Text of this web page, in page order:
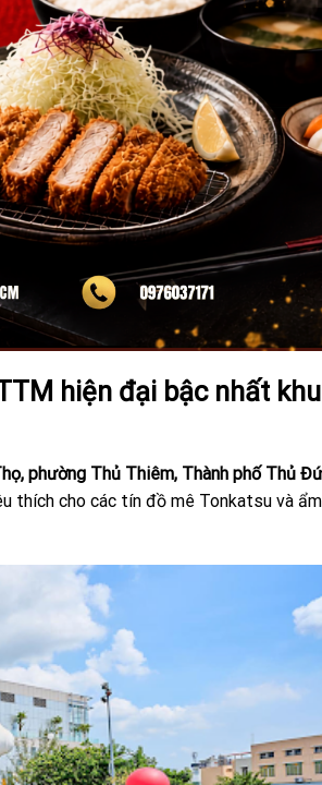
hiện đại bậc nhất khu
phường Thủ Thiêm, Thành phố Thủ
thích cho các tín đồ mê Tonkatsu và ẩm